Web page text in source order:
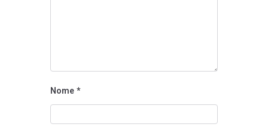
Nome *